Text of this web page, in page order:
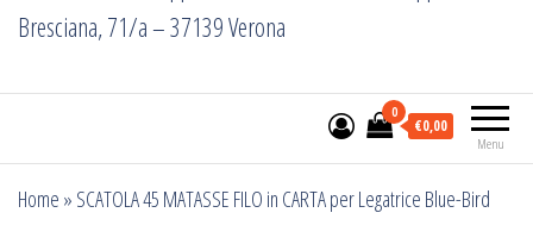
Bresciana, 71/a – 37139 Verona
Menu
0
€0,00
Home » SCATOLA 45 MATASSE FILO in CARTA per Legatrice Blue-Bird